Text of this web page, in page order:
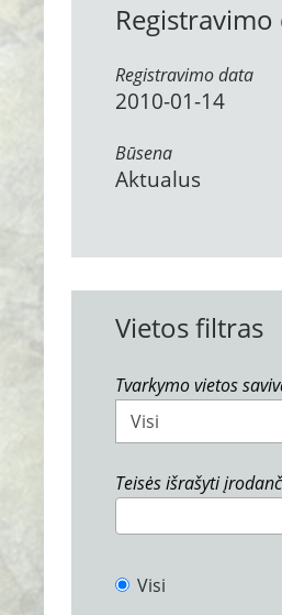
Registravimo data
2010-01-14
Būsena
Aktualus
Vietos filtras
Tvarkymo vietos
Visi
Teisės išrašyti
Visi